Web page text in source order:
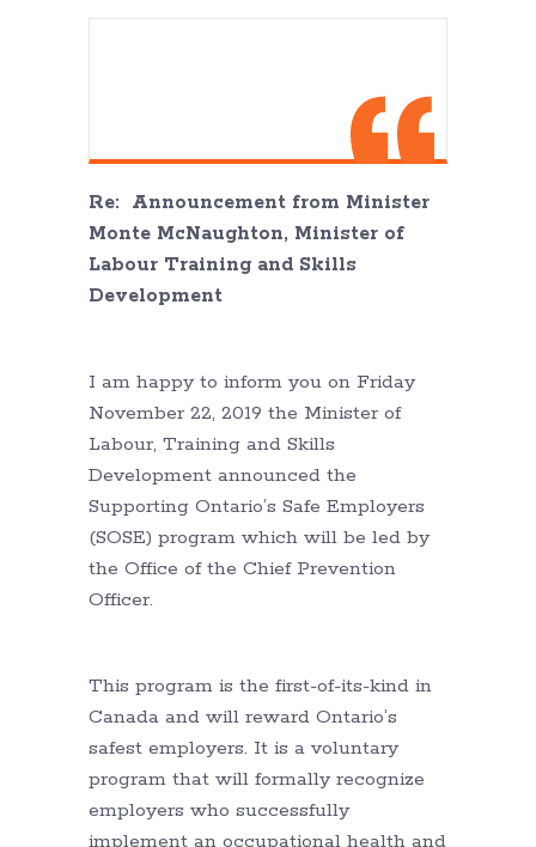
Re: Announcement from Minister
Monte McNaughton, Minister of
Labour Training and Skills
Development
I am happy to inform you on Friday
November 22, 2019 the Minister of
Labour, Training and Skills
Development announced the
Supporting Ontario’s Safe Employers
(SOSE) program which will be led by
the Office of the Chief Prevention
Officer.
This program is the first-of-its-kind in
Canada and will reward Ontario’s
safest employers. It is a voluntary
program that will formally recognize
employers who successfully
implement an occupational health and